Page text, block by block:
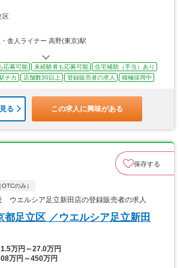
区
舎人ライナー 高野(東京)駅
応募可能 未経験者も応募可能
住宅補助（手当）あり
チカ 店舗数30以上 登録販売者の求人 積極採用中
る この求人に興味がある
保存する
のみ）
ウエルシア足立新田店の登録販売者の求人
都足立区 ／ウエルシア足立新田
万円～27.0万円
万円～450万円